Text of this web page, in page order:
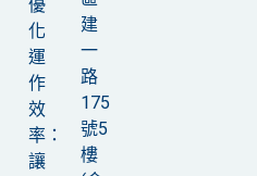
優
化
運
作
效
率：
讓
建
一
路
175
號5
樓